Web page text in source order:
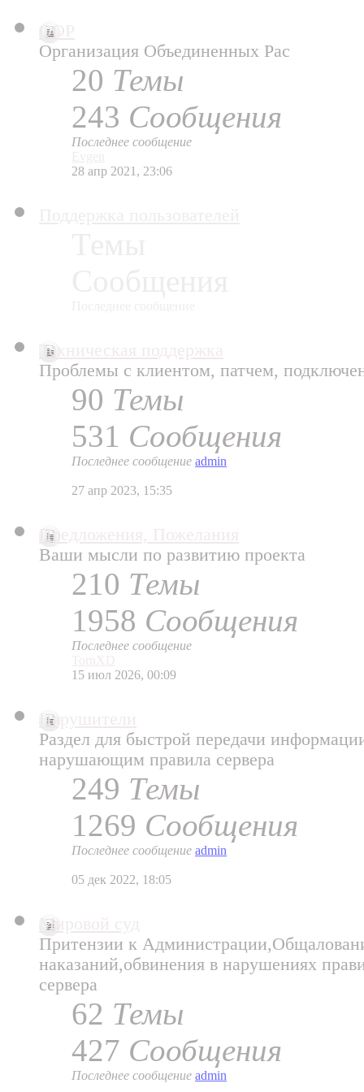
ООР
Организация Объединенных Рас
20 Темы
243 Сообщения
Последнее сообщение
28 апр 2021, 23:06
Техническая поддержка
Проблемы с клиентом, патчем,
90 Темы
531 Сообщения
Последнее сообщение admin
27 апр 2023, 15:35
Предложения, Пожелания
Ваши мысли по развитию проекта
210 Темы
1958 Сообщения
Последнее сообщение
15 июл 2026, 00:09
Нарушители
Раздел для быстрой передачи
нарушающим правила сервера
249 Темы
1269 Сообщения
Последнее сообщение admin
05 дек 2022, 18:05
Мировой суд
Притензии к
наказаний,обвинения в нарушениях
сервера
62 Темы
427 Сообщения
Последнее сообщение admin